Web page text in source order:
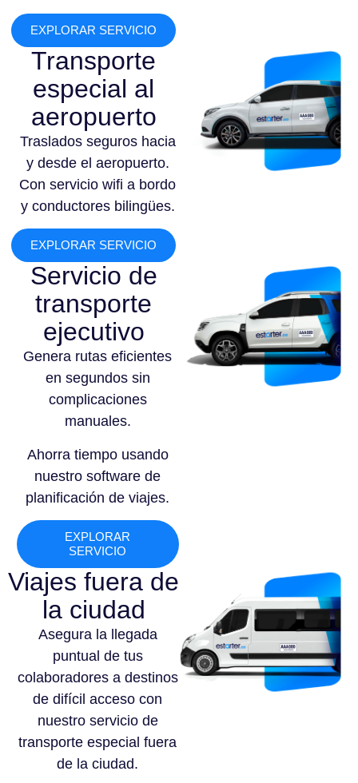
EXPLORAR SERVICIO
Transporte
especial al
aeropuerto
Traslados seguros hacia
y desde el aeropuerto.
Con servicio wifi a bordo
y conductores bilingües.
EXPLORAR SERVICIO
Servicio de
transporte
ejecutivo
Genera rutas eficientes
en segundos sin
complicaciones
manuales.
Ahorra tiempo usando
nuestro software de
planificación de viajes.
EXPLORAR
SERVICIO
Viajes fuera de
la ciudad
Asegura la llegada
puntual de tus
colaboradores a destinos
de difícil acceso con
nuestro servicio de
transporte especial fuera
de la ciudad.